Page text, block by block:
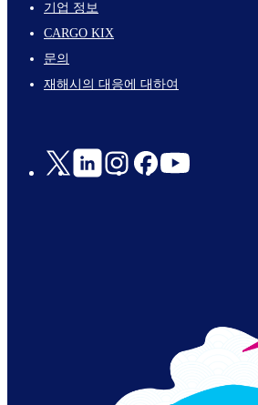
footer-
links-
en-
기업 정보
CARGO KIX
문의
재해시의 대응에 대하여
Social